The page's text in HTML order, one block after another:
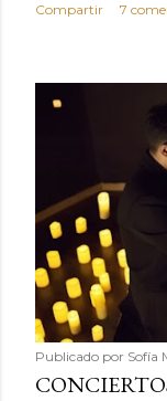
Compartir 7
Publicado por Sofía